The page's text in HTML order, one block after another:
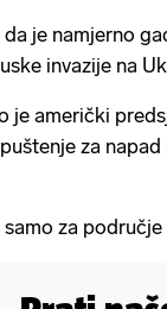
je namjerno
invazije na
je američki
za
za područje